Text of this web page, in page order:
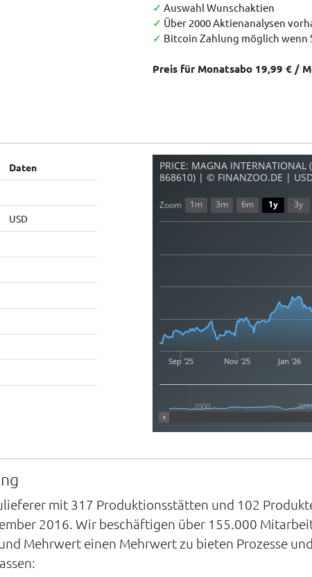
✓ Auswahl Wunschaktien
✓ Über 2000 Aktienanalysen
✓ Bitcoin Zahlung möglich wenn
Preis für Monatsabo 19,99 € /
Daten
USD
PRICE: MAGNA
868610) | © FINANZOO.DE |
Sep '25 Nov '25 Jan '26
2000
Zoom 1m 3m 6m 1y 3y
mit 317 Produktionsstätten und 102
2016. Wir beschäftigen über 155.000
Mehrwert einen Mehrwert zu bieten Prozesse